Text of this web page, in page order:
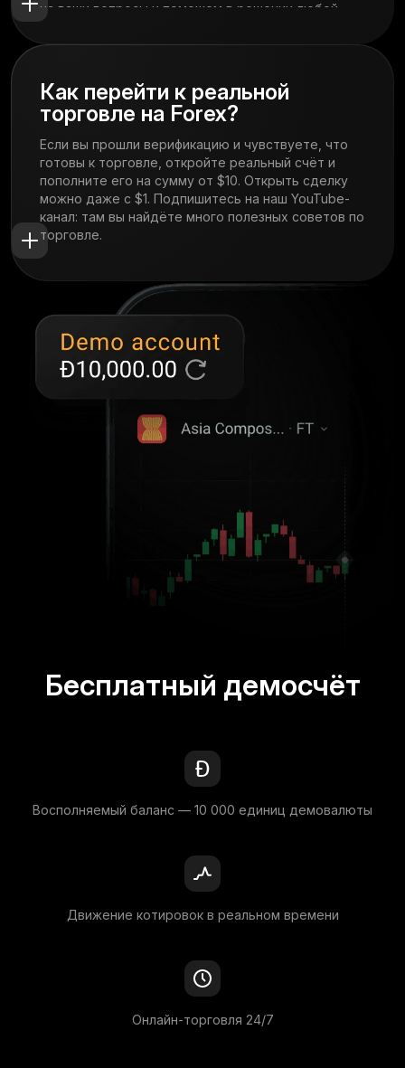
на ваши вопросы и поможем в решении любой
Как перейти к реальной
торговле на Forex?
Если вы прошли верификацию и чувствуете, что
готовы к торговле, откройте реальный счёт и
пополните его на сумму от $10. Открыть сделку
можно даже с $1. Подпишитесь на наш YouTube-
канал: там вы найдёте много полезных советов по
торговле.
Бесплатный демосчёт
Восполняемый баланс — 10 000 единиц демовалюты
Движение котировок в реальном времени
Онлайн-торговля 24/7